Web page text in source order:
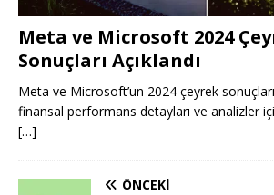
Meta ve Microsoft 2024
Sonuçları Açıklandı
Meta ve Microsoft’un 2024 çeyrek sonuçları
finansal performans detayları ve analizler
[…]
ÖNCEKI